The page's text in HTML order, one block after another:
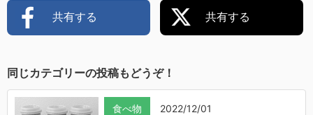
共有する 共有する
同じカテゴリーの投稿もどうぞ！
食べ物 2022/12/01